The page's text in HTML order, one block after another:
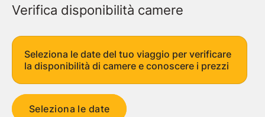
Verifica disponibilità camere
Seleziona le date del tuo viaggio per verificare
la disponibilità di camere e conoscere i prezzi
Seleziona le date